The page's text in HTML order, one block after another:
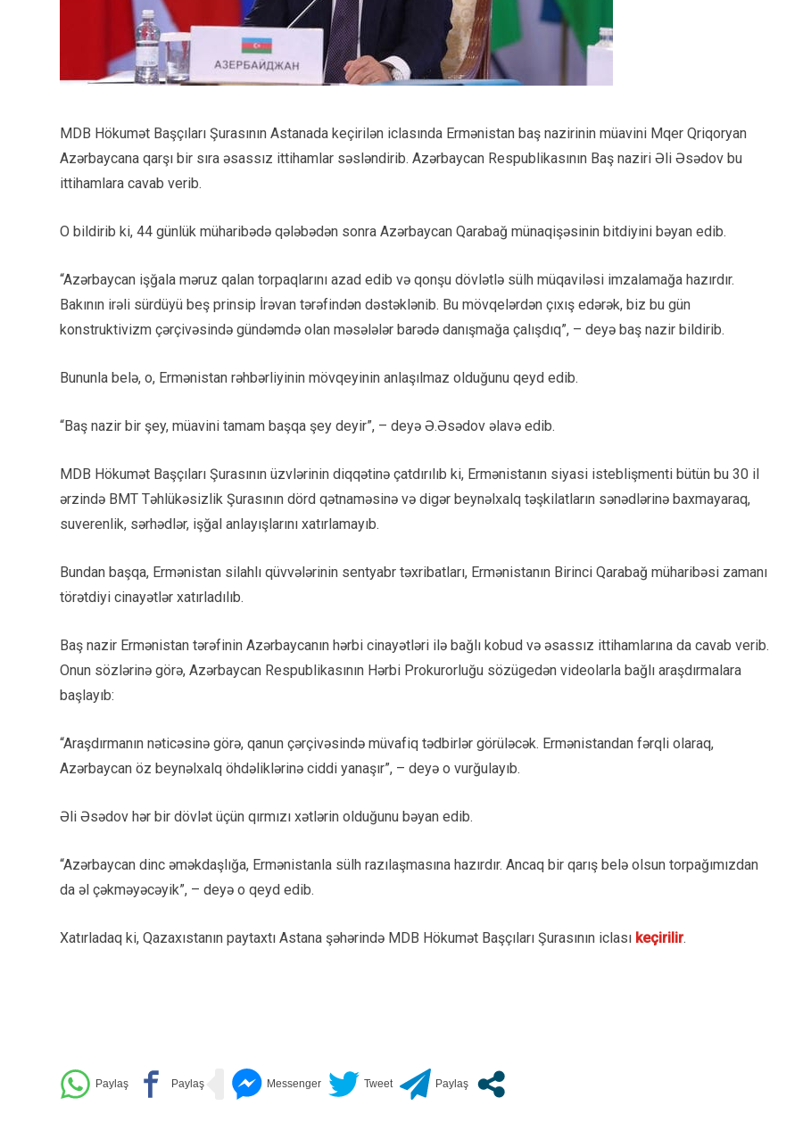
MDB Hökumət Başçıları Şurasının Astanada keçirilən iclasında Ermənistan baş nazirinin müavini Mqer Qriqoryan
Azərbaycana qarşı bir sıra əsassız ittihamlar səsləndirib. Azərbaycan Respublikasının Baş naziri Əli Əsədov bu
ittihamlara cavab verib.
O bildirib ki, 44 günlük müharibədə qələbədən sonra Azərbaycan Qarabağ münaqişəsinin bitdiyini bəyan edib.
“Azərbaycan işğala məruz qalan torpaqlarını azad edib və qonşu dövlətlə sülh müqaviləsi imzalamağa hazırdır.
Bakının irəli sürdüyü beş prinsip İrəvan tərəfindən dəstəklənib. Bu mövqelərdən çıxış edərək, biz bu gün
konstruktivizm çərçivəsində gündəmdə olan məsələlər barədə danışmağa çalışdıq”, – deyə baş nazir bildirib.
Bununla belə, o, Ermənistan rəhbərliyinin mövqeyinin anlaşılmaz olduğunu qeyd edib.
“Baş nazir bir şey, müavini tamam başqa şey deyir”, – deyə Ə.Əsədov əlavə edib.
MDB Hökumət Başçıları Şurasının üzvlərinin diqqətinə çatdırılıb ki, Ermənistanın siyasi isteblişmenti bütün bu 30 il
ərzində BMT Təhlükəsizlik Şurasının dörd qətnaməsinə və digər beynəlxalq təşkilatların sənədlərinə baxmayaraq,
suverenlik, sərhədlər, işğal anlayışlarını xatırlamayıb.
Bundan başqa, Ermənistan silahlı qüvvələrinin sentyabr təxribatları, Ermənistanın Birinci Qarabağ müharibəsi zamanı
törətdiyi cinayətlər xatırladılıb.
Baş nazir Ermənistan tərəfinin Azərbaycanın hərbi cinayətləri ilə bağlı kobud və əsassız ittihamlarına da cavab verib.
Onun sözlərinə görə, Azərbaycan Respublikasının Hərbi Prokurorluğu sözügedən videolarla bağlı araşdırmalara
başlayıb:
“Araşdırmanın nəticəsinə görə, qanun çərçivəsində müvafiq tədbirlər görüləcək. Ermənistandan fərqli olaraq,
Azərbaycan öz beynəlxalq öhdəliklərinə ciddi yanaşır”, – deyə o vurğulayıb.
Əli Əsədov hər bir dövlət üçün qırmızı xətlərin olduğunu bəyan edib.
“Azərbaycan dinc əməkdaşlığa, Ermənistanla sülh razılaşmasına hazırdır. Ancaq bir qarış belə olsun torpağımızdan
da əl çəkməyəcəyik”, – deyə o qeyd edib.
Xatırladaq ki, Qazaxıstanın paytaxtı Astana şəhərində MDB Hökumət Başçıları Şurasının iclası keçirilir.